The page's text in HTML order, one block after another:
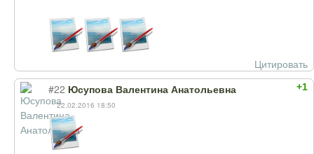
Цитировать
+1
#22 Юсупова Валентина Анатольевна
22.02.2016 18:50